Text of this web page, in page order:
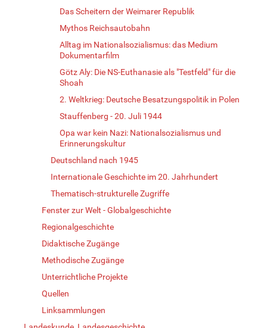
Das Scheitern der Weimarer Republik
Mythos Reichsautobahn
Alltag im Nationalsozialismus: das Medium
Dokumentarfilm
Götz Aly: Die NS-Euthanasie als "Testfeld" für die
Shoah
2. Weltkrieg: Deutsche Besatzungspolitik in Polen
Stauffenberg - 20. Juli 1944
Opa war kein Nazi: Nationalsozialismus und
Erinnerungskultur
Deutschland nach 1945
Internationale Geschichte im 20. Jahrhundert
Thematisch-strukturelle Zugriffe
Fenster zur Welt - Globalgeschichte
Regionalgeschichte
Didaktische Zugänge
Methodische Zugänge
Unterrichtliche Projekte
Quellen
Linksammlungen